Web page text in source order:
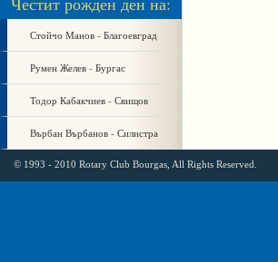
Стойчо Манов - Благоевград
Румен Желев - Бургас
Тодор Кабакчиев - Свищов
Върбан Върбанов - Силистра
© 1993 - 2010 Rotary Club Bourgas, All Rights Reserved.